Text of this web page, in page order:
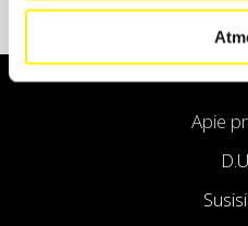
Apie